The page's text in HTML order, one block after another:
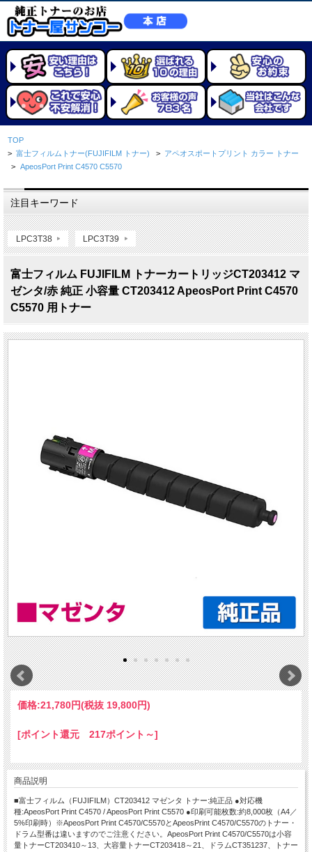
TOP
> 富士フィルムトナー(FUJIFILM トナー) > アペオスポートプリント カラー トナー
> ApeosPort Print C4570 C5570
注目キーワード
LPC3T38 LPC3T39
富士フィルム FUJIFILM トナーカートリッジCT203412 マ
ゼンタ/赤 純正 小容量 CT203412 ApeosPort Print C4570
C5570 用トナー
価格:21,780円(税抜 19,800円)
[ポイント還元 217ポイント～]
商品説明
■富士フィルム（FUJIFILM）CT203412 マゼンタ トナー:純正品 ●対応機
種:ApeosPort Print C4570 / ApeosPort Print C5570 ●印刷可能枚数:約8,000枚（A4／
5%印刷時）※ApeosPort Print C4570/C5570とApeosPrint C4570/C5570のトナー・
ドラム型番は違いますのでご注意ください。ApeosPort Print C4570/C5570は小容
量トナーCT203410～13、大容量トナーCT203418～21、ドラムCT351237、トナー